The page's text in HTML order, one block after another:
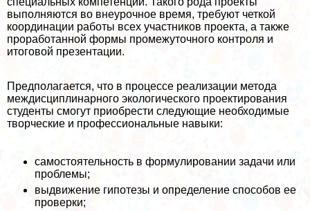
выполняются во внеурочное время, требуют четкой
координации работы всех участников проекта, а также
проработанной формы промежуточного контроля и
итоговой презентации.
Предполагается, что в процессе реализации метода
междисциплинарного экологического проектирования
студенты смогут приобрести следующие необходимые
творческие и профессиональные навыки:
самостоятельность в формулировании задачи или
проблемы;
выдвижение гипотезы и определение способов ее
проверки;